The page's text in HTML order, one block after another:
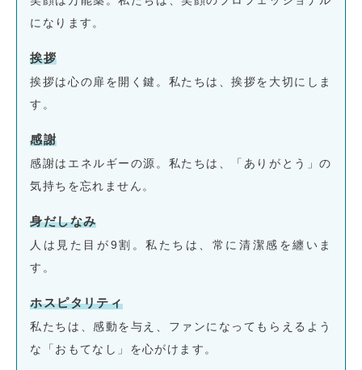
になります。
挨拶
挨拶は心の扉を開く鍵。私たちは、挨拶を大切にしま
す。
感謝
感謝はエネルギーの源。私たちは、「ありがとう」の
気持ちを忘れません。
身だしなみ
人は見た目が9割。私たちは、常に清潔感を纏いま
す。
ホスピタリティ
私たちは、感動を与え、ファンになってもらえるよう
な「おもてなし」を心がけます。